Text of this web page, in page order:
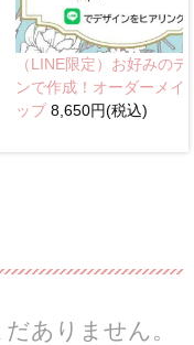
（LINE限定）お好みのデ
ンで作成！オーダーメイ
ップ8,650円(税込)
ありません。